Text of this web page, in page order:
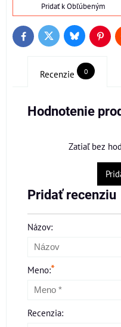
Pridať k Obľúbeným
FacebookTwitter Bluesky
Recenzie 0
Hodnotenie
Zatiaľ bez
Pridať recenziu
Názov:
Meno:*
Recenzia: